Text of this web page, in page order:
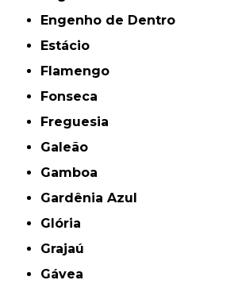
Engenho de Dentro
Estácio
Flamengo
Fonseca
Freguesia
Galeão
Gamboa
Gardênia Azul
Glória
Grajaú
Gávea